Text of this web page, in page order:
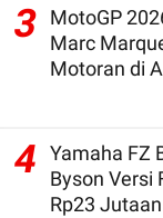
3
MotoGP
Marc
Motoran di
4
Yamaha FZ
Byson Versi
Rp23 Jutaan